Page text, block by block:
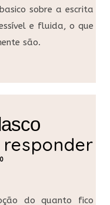
sobre a escrita
e fluida, o que
são.
responder
do quanto fico